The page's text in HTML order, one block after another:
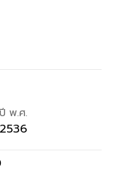
ปี พ.ศ.
2536